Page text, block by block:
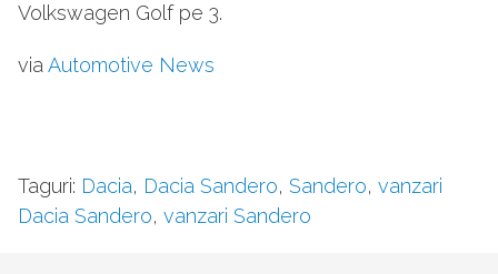
Volkswagen Golf pe 3.
viaAutomotive News
Taguri: Dacia, Dacia Sandero, Sandero, vanzari
Dacia Sandero, vanzari Sandero